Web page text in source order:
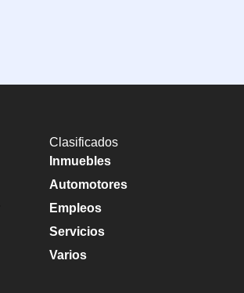
Clasificados
Inmuebles
Automotores
Empleos
Servicios
Varios